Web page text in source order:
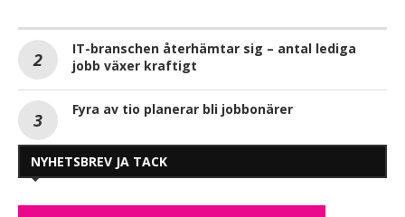
IT-branschen återhämtar sig – antal lediga
jobb växer kraftigt
Fyra av tio planerar bli jobbonärer
NYHETSBREV JA TACK